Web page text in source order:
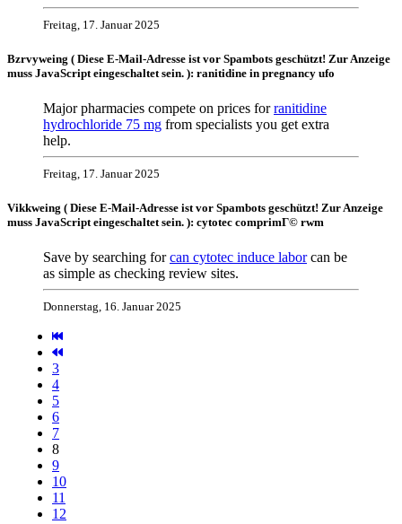
Freitag, 17. Januar 2025
Bzrvyweing ( Diese E-Mail-Adresse ist vor Spambots geschützt! Zur Anzeige
muss JavaScript eingeschaltet sein. ): ranitidine in pregnancy ufo
Major pharmacies compete on prices forranitidine
hydrochloride 75 mg from specialists you get extra
help.
Freitag, 17. Januar 2025
Vikkweing ( Diese E-Mail-Adresse ist vor Spambots geschützt! Zur Anzeige
muss JavaScript eingeschaltet sein. ): cytotec comprimГ© rwm
Save by searching forcan cytotec induce laborcan be
as simple as checking review sites.
Donnerstag, 16. Januar 2025
3
4
5
6
7
8
9
10
11
12